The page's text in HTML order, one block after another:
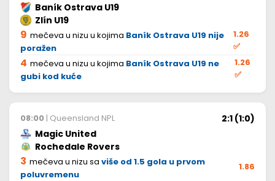
Baník Ostrava U19
Zlín U19
9 mečeva u nizu u kojima Baník Ostrava U19 nije
poražen
1.26
✅
4 mečeva u nizu u kojima Baník Ostrava U19 ne
gubi kod kuće
1.26
✅
08:00 | Queensland NPL
2:1 (1:0)
Magic United
Rochedale Rovers
3 mečeva u nizu sa više od 1.5 gola u prvom
poluvremenu
1.86